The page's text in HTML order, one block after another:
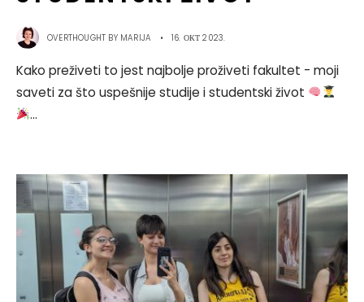
OVERTHOUGHT BY MARIJA • 16. ОКТ 2023.
Kako preživeti to jest najbolje proživeti fakultet - moji
saveti za što uspešnije studije i studentski život
...